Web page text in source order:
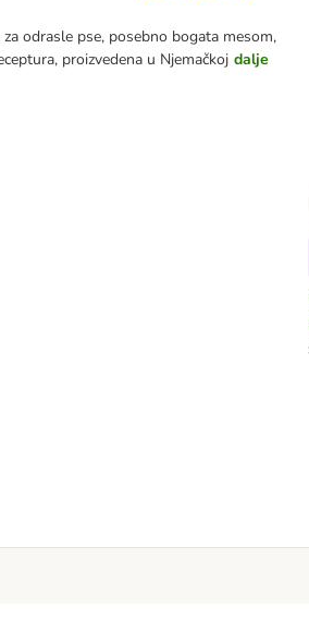
odrasle pse, posebno bogata mesom,
proizvedena u Njemačkoj dalje